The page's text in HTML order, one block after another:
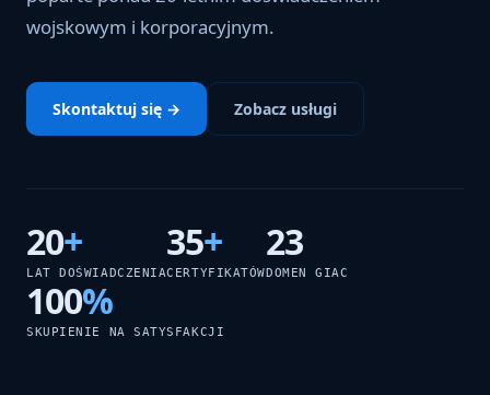
wojskowym i korporacyjnym.
Skontaktuj się → Zobacz usługi
20+
LAT DOŚWIADCZENIA
35+
CERTYFIKATÓW
23
DOMEN GIAC
100%
SKUPIENIE NA SATYSFAKCJI